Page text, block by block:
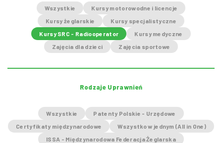
Wszystkie
Kursy motorowodne i licencje
Kursy żeglarskie
Kursy specjalistyczne
Kursy SRC - Radiooperator
Kursy medyczne
Zajęcia dla dzieci
Zajęcia sportowe
Rodzaje Uprawnień
Wszystkie
Patenty Polskie - Urzędowe
Certyfikaty międzynarodowe
Wszystko w jednym (All in One)
ISSA - Międzynarodowa Federacja Żeglarska